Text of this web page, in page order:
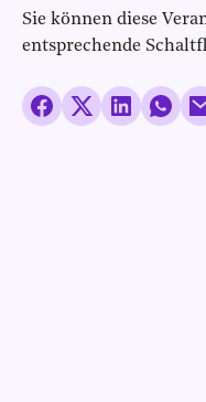
Sie können diese
entsprechende